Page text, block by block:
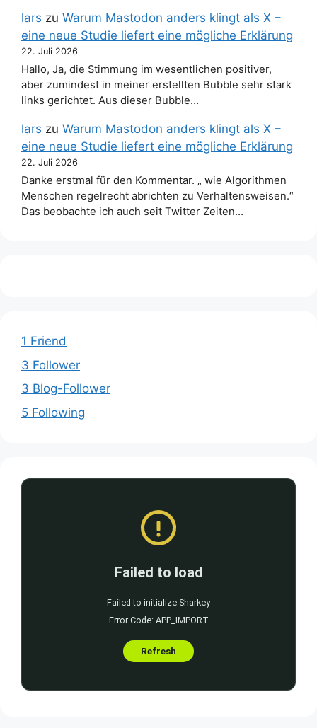
lars zu Warum Mastodon anders klingt als X –
eine neue Studie liefert eine mögliche Erklärung
22. Juli 2026
Hallo, Ja, die Stimmung im wesentlichen positiver,
aber zumindest in meiner erstellten Bubble sehr stark
links gerichtet. Aus dieser Bubble…
lars zu Warum Mastodon anders klingt als X –
eine neue Studie liefert eine mögliche Erklärung
22. Juli 2026
Danke erstmal für den Kommentar. „ wie Algorithmen
Menschen regelrecht abrichten zu Verhaltensweisen.“
Das beobachte ich auch seit Twitter Zeiten…
1 Friend
3 Follower
3 Blog-Follower
5 Following